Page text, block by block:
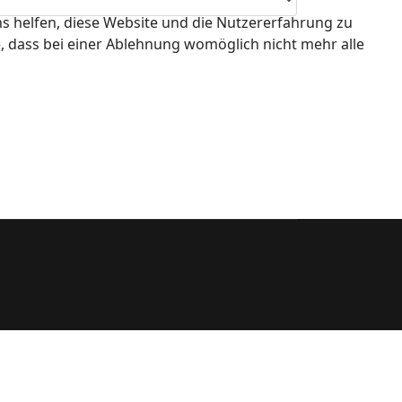
helfen, diese Website und die Nutzererfahrung zu
dass bei einer Ablehnung womöglich nicht mehr alle